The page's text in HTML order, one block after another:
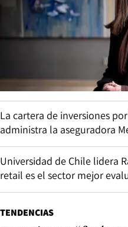
La cartera de inversiones
administra la aseguradora
Universidad de Chile lidera
retail es el sector mejor
TENDENCIAS